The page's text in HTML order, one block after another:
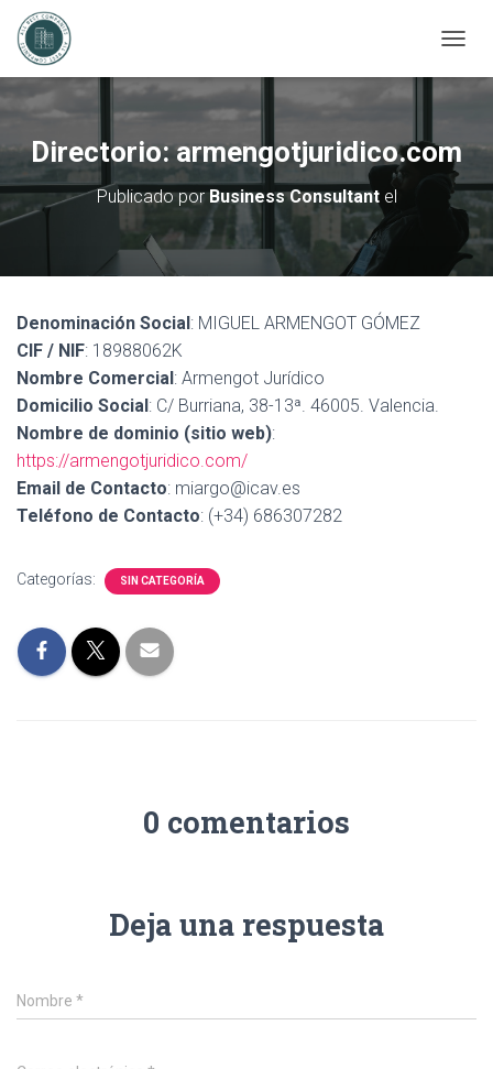
A
A
R
O
Directorio: armengotjuridico.com
Publicado porBusiness Consultantel
Denominación Social: MIGUEL ARMENGOT GÓMEZ
CIF / NIF: 18988062K
Nombre Comercial: Armengot Jurídico
Domicilio Social: C/ Burriana, 38-13ª. 46005. Valencia.
Nombre de dominio (sitio web):
https://armengotjuridico.com/
Email de Contacto: miargo@icav.es
Teléfono de Contacto: (+34) 686307282
Categorías: SIN CATEGORÍA
0 comentarios
Deja una respuesta
Nombre *